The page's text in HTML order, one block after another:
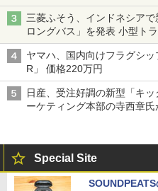
三菱ふそう、インドネシア
ロングバス」を発表 小型ト
バス
ヤマハ、国内向けフラグシ
R」 価格220万円
日産、受注好調の新型「キ
ーケティング本部の寺西章氏
Special Site